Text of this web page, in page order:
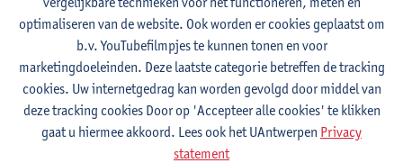
Bachelor in de taal- en letterkunde: Spaans-TFL
Interculturele Competenties 4
Bachelor in de taal- en letterkunde: Nederlands-TFL
Bachelor in de taal- en letterkunde: Nederlands-Frans
Bachelor in de taal- en letterkunde: Nederlands-Engels
optimaliseren van de website. Ook worden er cookies geplaatst om
b.v. YouTubefilmpjes te kunnen tonen en voor
marketingdoeleinden. Deze laatste categorie betreffen de tracking
cookies. Uw internetgedrag kan worden gevolgd door middel van
deze tracking cookies Door op 'Accepteer alle cookies' te klikken
gaat u hiermee akkoord. Lees ook het UAntwerpen Privacy
statement